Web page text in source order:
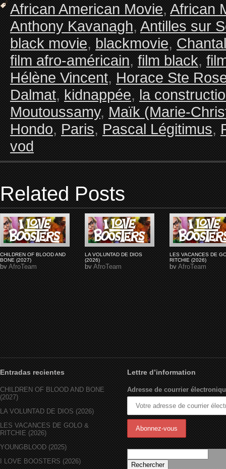
African American Movie,African
Anthony Kavanagh,Antilles sur
black movie,blackmovie,
film afro-américain,film black,
Hélène Vincent,Horace Ste
Dalmat,kidnappée,la
Moutoussamy,Maïk (Marie-
Hondo,Paris,Pascal Légitimus,
vod
Related Posts
CHILDREN OF BLOOD AND
BONE (2027)
byAfroTeam
LA VOLUNTAD DE DIOS
(2026)
byAfroTeam
LES VACANCES DE
RITCHIE (2026)
byAfroTeam
Entradas recientes
CHILDREN OF BLOOD AND BONE
(2027)
LA VOLUNTAD DE DIOS (2026)
LES VACANCES DE GOLO &
RITCHIE (2026)
YOUNGBLOOD (2025)
I LOVE BOOSTERS (2026)
Lettre d’information
Adresse de courrier